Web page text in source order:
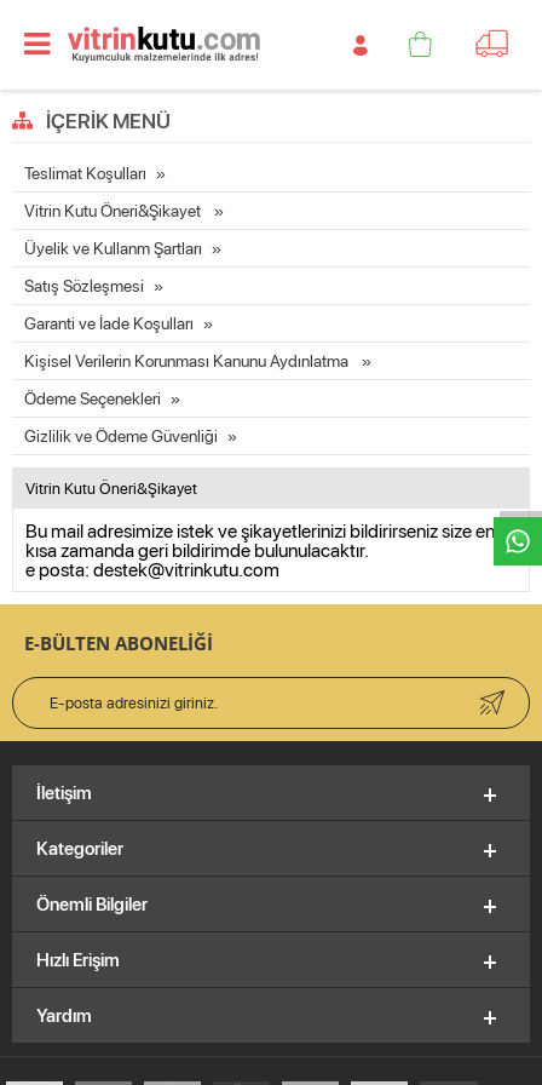
W
h
t
s
a
p
p
D
e
s
e
H
a
t
t
İÇERIK MENÜ
Teslimat Koşulları
Vitrin Kutu Öneri&Şikayet
Üyelik ve Kullanm Şartları
Satış Sözleşmesi
Garanti ve İade Koşulları
Kişisel Verilerin Korunması Kanunu Aydınlatma
Ödeme Seçenekleri
Gizlilik ve Ödeme Güvenliği
Vitrin Kutu Öneri&Şikayet
Bu mail adresimize istek ve şikayetlerinizi bildirirseniz size en
kısa zamanda geri bildirimde bulunulacaktır.
e posta:destek@vitrinkutu.com
E-BÜLTEN ABONELİĞİ
Kategoriler
Önemli Bilgiler
Hızlı Erişim
Yardım
İletişim